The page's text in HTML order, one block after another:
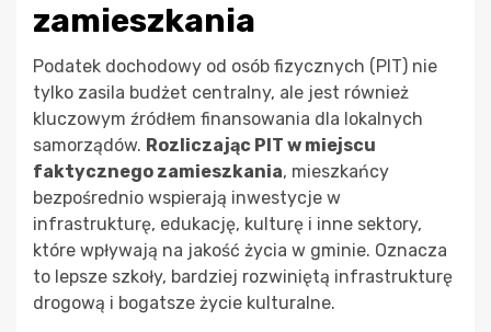
zamieszkania
Podatek dochodowy od osób fizycznych (PIT) nie
tylko zasila budżet centralny, ale jest również
kluczowym źródłem finansowania dla lokalnych
samorządów. Rozliczając PIT w miejscu
faktycznego zamieszkania, mieszkańcy
bezpośrednio wspierają inwestycje w
infrastrukturę, edukację, kulturę i inne sektory,
które wpływają na jakość życia w gminie. Oznacza
to lepsze szkoły, bardziej rozwiniętą infrastrukturę
drogową i bogatsze życie kulturalne.